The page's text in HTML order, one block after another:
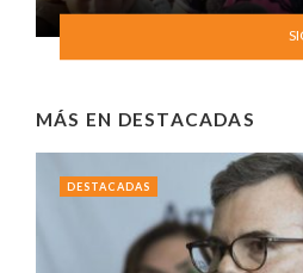
MÁS EN DESTACADAS
DESTACADAS